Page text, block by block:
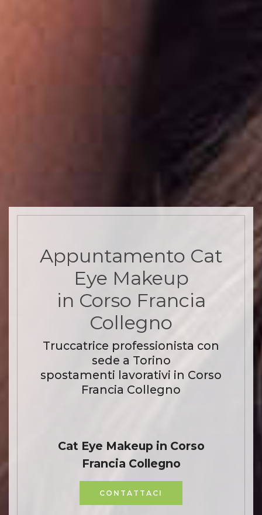
Appuntamento Cat
Eye Makeup
in Corso Francia
Collegno
Truccatrice professionista con
sede a Torino
spostamenti lavorativi in Corso
Francia Collegno
Cat Eye Makeup in Corso
Francia Collegno
CONTATTACI